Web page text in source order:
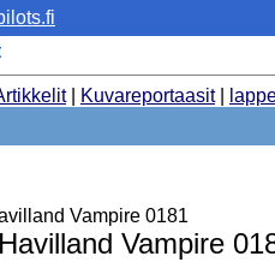
| Kuvareportaasit|
Vampire 0181
Vampire